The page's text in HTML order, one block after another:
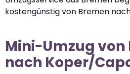
kostengünstig von Bremen
Mini-Umzug von
nach Koper/